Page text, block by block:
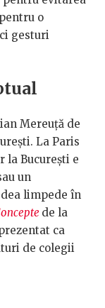
o
gesturi
Mereuță de
La Paris
la București e
un
limpede în
de la
ca
de colegii